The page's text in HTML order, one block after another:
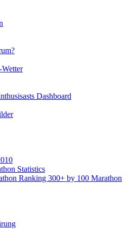
Dashboard
Statistics
Ranking 300+ by 100 Marathon